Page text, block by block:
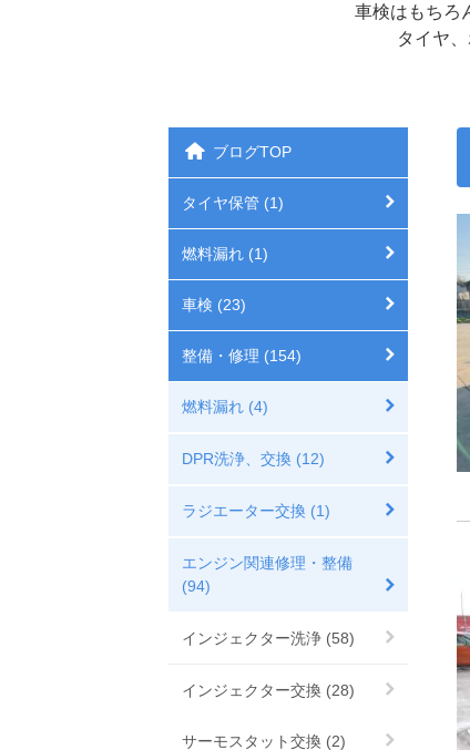
車検はもちろ
タイヤ
ブログTOP
タイヤ保管 (1)
燃料漏れ (1)
車検 (23)
整備・修理 (154)
燃料漏れ (4)
DPR洗浄、交換 (12)
ラジエーター交換 (1)
エンジン関連修理・整備
(94)
インジェクター洗浄 (58)
インジェクター交換 (28)
サーモスタット交換 (2)